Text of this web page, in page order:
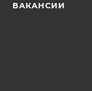
ВАКАНСИИ